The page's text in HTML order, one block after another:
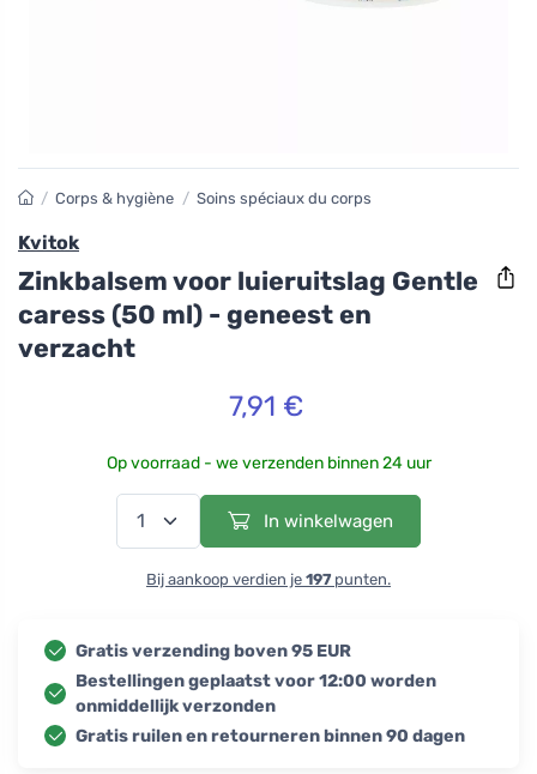
/ Corps & hygiène / Soins spéciaux du corps
Kvitok
Zinkbalsem voor luieruitslag Gentle
caress (50 ml) - geneest en
verzacht
7,91 €
Op voorraad - we verzenden binnen 24 uur
In winkelwagen
Bij aankoop verdien je 197 punten.
Gratis verzending boven 95 EUR
Bestellingen geplaatst voor 12:00 worden
onmiddellijk verzonden
Gratis ruilen en retourneren binnen 90 dagen